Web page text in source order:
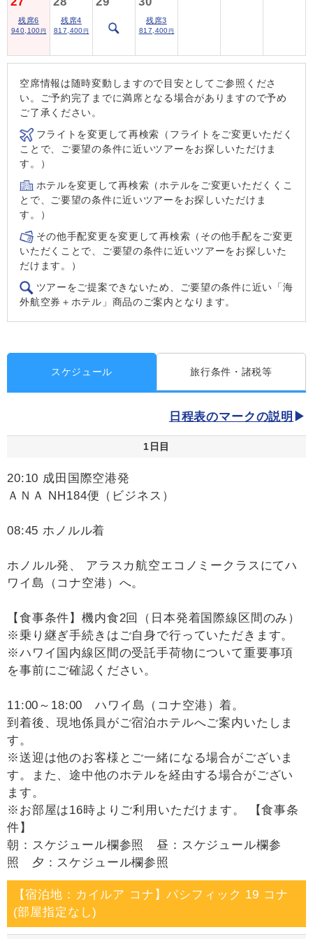
残席6
940,100 円
残席4
817,400 円
残席3
817,400 円
空席情報は随時変動しますので目安としてご参照くださ
い。ご予約完了までに満席となる場合がありますので予め
ご了承ください。
フライトを変更して再検索（フライトをご変更いただく
ことで、ご要望の条件に近いツアーをお探しいただけま
す。）
ホテルを変更して再検索（ホテルをご変更いただくくこ
とで、ご要望の条件に近いツアーをお探しいただけま
す。）
その他手配変更を変更して再検索（その他手配をご変更
いただくことで、ご要望の条件に近いツアーをお探しいた
だけます。）
ツアーをご提案できないため、ご要望の条件に近い「海
外航空券＋ホテル」商品のご案内となります。
スケジュール 旅行条件・諸税等
日程表のマークの説明
1日目
20:10 成田国際空港発
ＡＮＡ NH184便（ビジネス）
08:45 ホノルル着
ホノルル発、 アラスカ航空エコノミークラスにてハ
ワイ島（コナ空港）へ。
【食事条件】機内食2回（日本発着国際線区間のみ）
※乗り継ぎ手続きはご自身で行っていただきます。
※ハワイ国内線区間の受託手荷物について重要事項
を事前にご確認ください。
11:00～18:00 ハワイ島（コナ空港）着。
到着後、現地係員がご宿泊ホテルへご案内いたしま
す。
※送迎は他のお客様とご一緒になる場合がございま
す。また、途中他のホテルを経由する場合がござい
ます。
※お部屋は16時よりご利用いただけます。 【食事条
件】
朝：スケジュール欄参照 昼：スケジュール欄参
照 夕：スケジュール欄参照
【宿泊地：カイルア コナ】パシフィック 19 コナ
(部屋指定なし)